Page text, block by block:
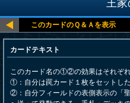
王
カードテキスト
このカード名の①②の効果はそれぞ
①：自分は罠カード１枚をセットし
②：自分フィールドの表側表示の「